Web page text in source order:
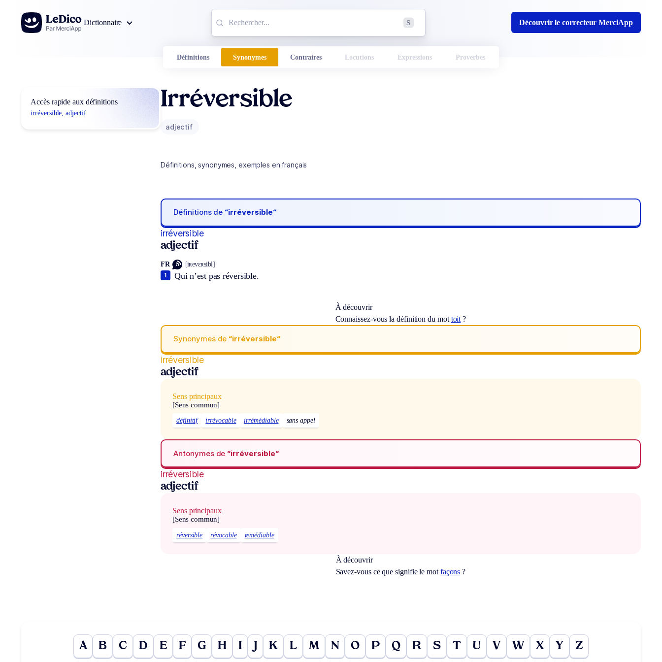
Aller au contenu
Dictionnaire
S Découvrir le correcteur MerciApp
Définitions Synonymes Contraires Locutions Expressions Proverbes
Accès rapide aux définitions
irréversible, adjectif
Irréversible
adjectif
Définitions, synonymes, exemples en français
Définitions de “irréversible“
irréversible
adjectif
FR [iʀevɛʀsibl]
Qui n’est pas réversible.
1
À découvrir
Connaissez-vous la définition du mot toit ?
Synonymes de “irréversible“
irréversible
adjectif
Sens principaux
[Sens commun]
définitif irrévocable irrémédiable sans appel
Antonymes de “irréversible“
irréversible
adjectif
Sens principaux
[Sens commun]
réversible révocable remédiable
À découvrir
Savez-vous ce que signifie le mot façons ?
A B C D E F G H I J K L M N O P Q R S T U V W X Y Z